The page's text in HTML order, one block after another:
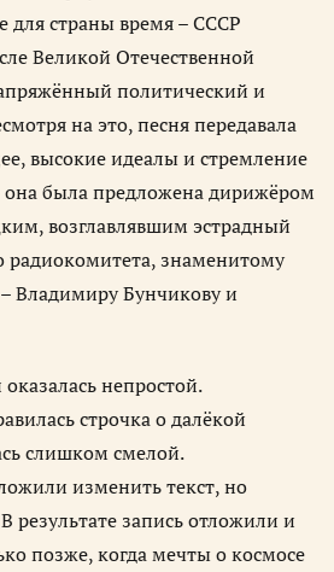
для страны время – СССР
Великой Отечественной
политический и
на это, песня передавала
высокие идеалы и стремление
она была предложена дирижёром
возглавлявшим эстрадный
радиокомитета, знаменитому
Владимиру Бунчикову и
непростой.
строчка о далёкой
слишком смелой.
изменить текст, но
результате запись отложили и
позже, когда мечты о космосе